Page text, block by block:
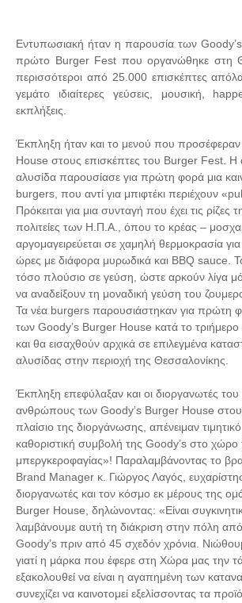
Εντυπωσιακή ήταν η παρουσία των
πρώτο Burger Fest που οργανώθηκε στη
περισσότεροι από 25.000 επισκέπτες
γεμάτο ιδιαίτερες γεύσεις, μουσική,
εκπλήξεις.
Έκπληξη ήταν και το μενού που
House στους επισκέπτες του Burger Fest. Η
αλυσίδα παρουσίασε για πρώτη φορά μια
burgers, που αντί για μπιφτέκι περιέχουν
Πρόκειται για μια συνταγή που έχει τις ρίζες
πολιτείες των Η.Π.Α., όπου το κρέας –
αργομαγειρεύεται σε χαμηλή θερμοκρασία
ώρες με διάφορα μυρωδικά και BBQ sauce.
τόσο πλούσιο σε γεύση, ώστε αρκούν λίγα
να αναδείξουν τη μοναδική γεύση του
Τα νέα burgers παρουσιάστηκαν για πρώτη
των Goody’s Burger House κατά το
και θα εισαχθούν αρχικά σε επιλεγμένα
αλυσίδας στην περιοχή της Θεσσαλονίκης.
Έκπληξη επεφύλαξαν και οι διοργανωτές
ανθρώπους των Goody’s Burger House
πλαίσιο της διοργάνωσης, απένειμαν
καθοριστική συμβολή της Goody’s στο χώρο
μπεργκεροφαγίας»! Παραλαμβάνοντας το
Brand Manager κ. Γιώργος Λαγός,
διοργανωτές και τον κόσμο εκ μέρους της
Burger House, δηλώνοντας: «Είναι
λαμβάνουμε αυτή τη διάκριση στην πόλη
Goody’s πριν από 45 σχεδόν χρόνια.
γιατί η μάρκα που έφερε στη Χώρα μας την
εξακολουθεί να είναι η αγαπημένη των
συνεχίζει να καινοτομεί εξελίσσοντας τα